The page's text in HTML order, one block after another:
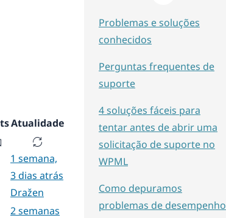
Atualidade
1 semana,
3 dias atrás
Dražen
2 semanas
Problemas e soluções
conhecidos
Perguntas frequentes de
suporte
4 soluções fáceis para
tentar antes de abrir uma
solicitação de suporte no
WPML
Como depuramos
problemas de desempenho